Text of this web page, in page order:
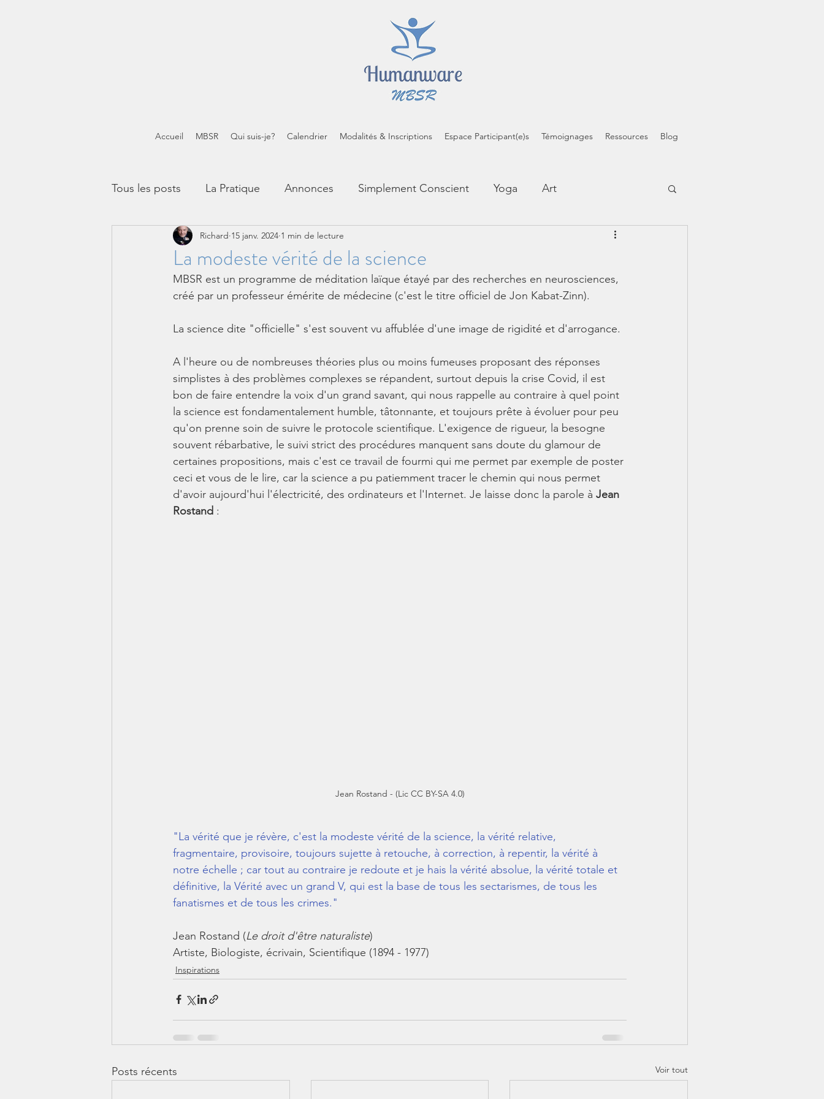
Accueil MBSR Qui suis-je? Calendrier Modalités & Inscriptions Espace Participant(e)s Témoignages Ressources Blog
Tous les posts La Pratique Annonces Simplement Conscient Yoga Art
Méditations guidées Micropratiques
La modeste vérité de la science
Richard 15 janv. 2024 1 min de lecture
MBSR est un programme de méditation laïque étayé par des recherches en neurosciences,
créé par un professeur émérite de médecine (c'est le titre officiel de Jon Kabat-Zinn).
La science dite "officielle" s'est souvent vu affublée d'une image de rigidité et d'arrogance.
A l'heure ou de nombreuses théories plus ou moins fumeuses proposant des réponses
simplistes à des problèmes complexes se répandent, surtout depuis la crise Covid, il est
bon de faire entendre la voix d'un grand savant, qui nous rappelle au contraire à quel point
la science est fondamentalement humble, tâtonnante, et toujours prête à évoluer pour peu
qu'on prenne soin de suivre le protocole scientifique. L'exigence de rigueur, la besogne
souvent rébarbative, le suivi strict des procédures manquent sans doute du glamour de
certaines propositions, mais c'est ce travail de fourmi qui me permet par exemple de poster
ceci et vous de le lire, car la science a pu patiemment tracer le chemin qui nous permet
d'avoir aujourd'hui l'électricité, des ordinateurs et l'Internet. Je laisse donc la parole à Jean
Rostand :
Jean Rostand - (Lic CC BY-SA 4.0)
"La vérité que je révère, c'est la modeste vérité de la science, la vérité relative,
fragmentaire, provisoire, toujours sujette à retouche, à correction, à repentir, la vérité à
notre échelle ; car tout au contraire je redoute et je hais la vérité absolue, la vérité totale et
définitive, la Vérité avec un grand V, qui est la base de tous les sectarismes, de tous les
fanatismes et de tous les crimes."
Jean Rostand (Le droit d'être naturaliste)
Artiste, Biologiste, écrivain, Scientifique (1894 - 1977)
Inspirations
Posts récents Voir tout